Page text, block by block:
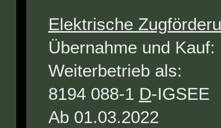
Elektrische
Übernahme und
Weiterbetrieb
8194 088-1 D-IGSEE
Ab